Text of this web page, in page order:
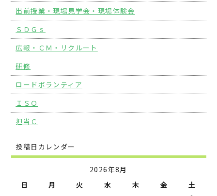
出前授業・現場見学会・現場体験会
ＳＤＧｓ
広報・ＣＭ・リクルート
研修
ロードボランティア
ＩＳＯ
担当Ｃ
投稿日カレンダー
2026年8月
日
月 火 水 木 金
土